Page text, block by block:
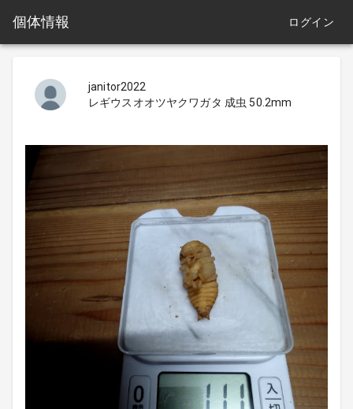
個体情報 ログイン
janitor2022
レギウスオオツヤクワガタ 成虫 50.2mm